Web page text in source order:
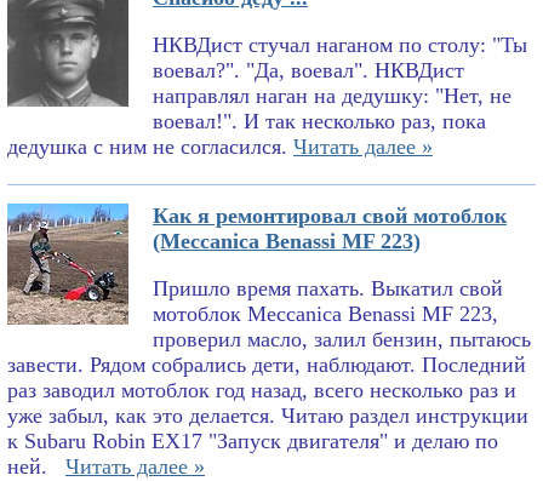
НКВДист стучал наганом по столу: "Ты
воевал?". "Да, воевал". НКВДист
направлял наган на дедушку: "Нет, не
воевал!". И так несколько раз, пока
дедушка с ним не согласился. Читать далее »
Как я ремонтировал свой мотоблок
(Meccanica Benassi MF 223)
Пришло время пахать. Выкатил свой
мотоблок Meccanica Benassi MF 223,
проверил масло, залил бензин, пытаюсь
завести. Рядом собрались дети, наблюдают. Последний
раз заводил мотоблок год назад, всего несколько раз и
уже забыл, как это делается. Читаю раздел инструкции
к Subaru Robin EX17 "Запуск двигателя" и делаю по
ней.
Читать далее »